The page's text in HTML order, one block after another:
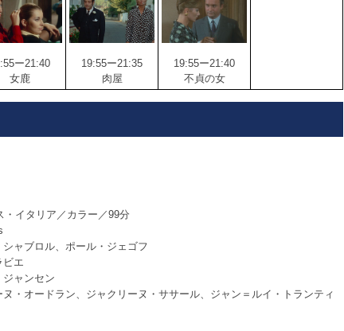
ー21:40
女鹿
19:55ー21:35
肉屋
19:55ー21:40
不貞の女
・イタリア／カラー／99分
ャブロル、ポール・ジェゴフ
ビエ
ャンセン
・オードラン、ジャクリーヌ・ササール、ジャン＝ルイ・トランティ